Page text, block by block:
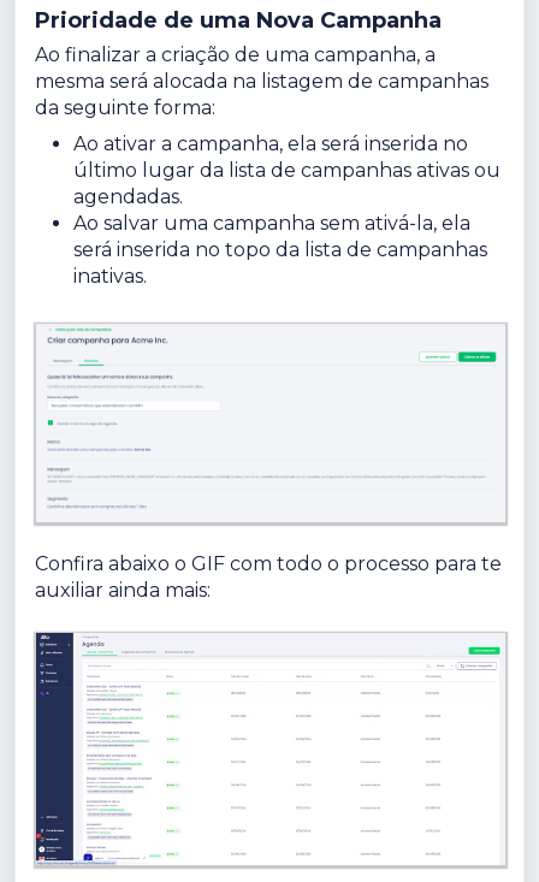
Prioridade de uma Nova Campanha
Ao finalizar a criação de uma campanha, a
mesma será alocada na listagem de campanhas
da seguinte forma:
Ao ativar a campanha, ela será inserida no
último lugar da lista de campanhas ativas ou
agendadas.
Ao salvar uma campanha sem ativá-la, ela
será inserida no topo da lista de campanhas
inativas.
Confira abaixo o GIF com todo o processo para te
auxiliar ainda mais: